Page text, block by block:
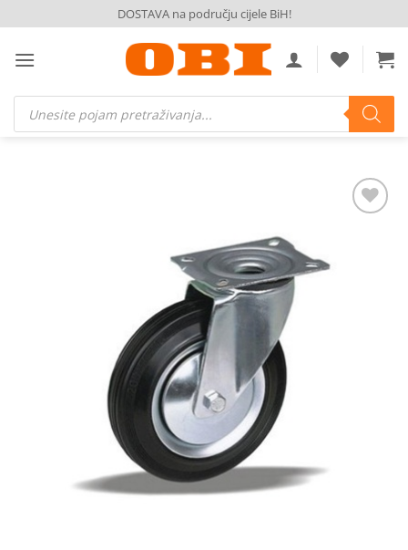
to
content
DOSTAVA na području cijele BiH!
Products
search